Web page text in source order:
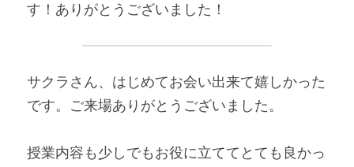
す！ありがとうございました！
サクラさん、はじめてお会い出来て嬉しかった
です。ご来場ありがとうございました。
授業内容も少しでもお役に立ててとても良かっ